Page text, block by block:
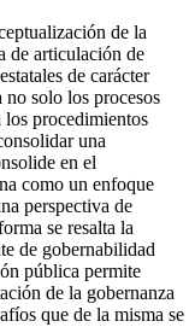
de la
de articulación de
de carácter
no solo los procesos
los procedimientos
una
en el
como un enfoque
perspectiva de
se resalta la
de gobernabilidad
pública permite
de la gobernanza
que de la misma se